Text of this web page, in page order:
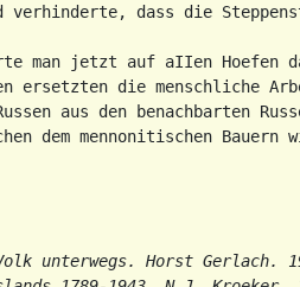
dass die
man jetzt auf aIIen Hoefen
ersetzten die menschliche
aus den benachbarten
dem mennonitischen Bauern
unterwegs. Horst Gerlach.